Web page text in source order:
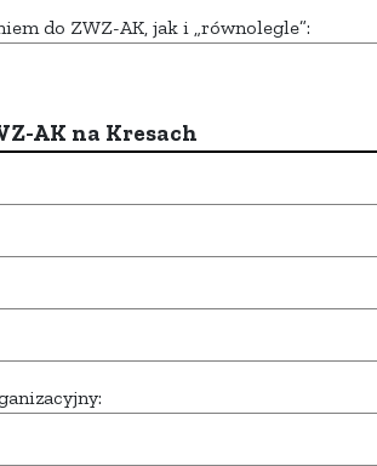
do ZWZ-AK, jak i „równolegle”:
AK na Kresach